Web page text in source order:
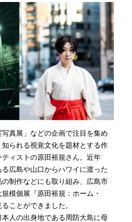
写真展」などの企画で注目を集め
られる視覚文化を題材とする作
ィストの原田裕規さん。近年
広島や山口からハワイに渡った
制作などにも取り組み、広島市
模個展『原田裕規：ホーム・
ことができました。
人の出身地である周防大島に母